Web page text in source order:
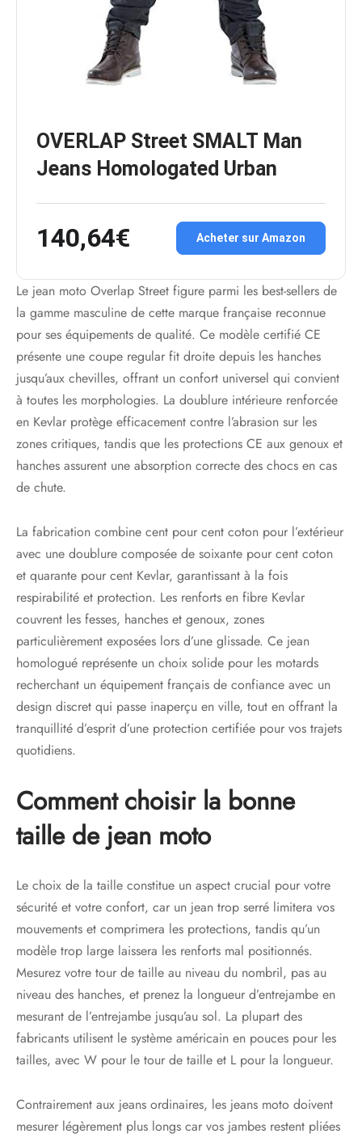
OVERLAP Street SMALT Man
Jeans Homologated Urban
140,64€ Acheter sur Amazon
Le jean moto Overlap Street figure parmi les best-sellers de
la gamme masculine de cette marque française reconnue
pour ses équipements de qualité. Ce modèle certifié CE
présente une coupe regular fit droite depuis les hanches
jusqu’aux chevilles, offrant un confort universel qui convient
à toutes les morphologies. La doublure intérieure renforcée
en Kevlar protège efficacement contre l’abrasion sur les
zones critiques, tandis que les protections CE aux genoux et
hanches assurent une absorption correcte des chocs en cas
de chute.
La fabrication combine cent pour cent coton pour l’extérieur
avec une doublure composée de soixante pour cent coton
et quarante pour cent Kevlar, garantissant à la fois
respirabilité et protection. Les renforts en fibre Kevlar
couvrent les fesses, hanches et genoux, zones
particulièrement exposées lors d’une glissade. Ce jean
homologué représente un choix solide pour les motards
recherchant un équipement français de confiance avec un
design discret qui passe inaperçu en ville, tout en offrant la
tranquillité d’esprit d’une protection certifiée pour vos trajets
quotidiens.
Comment choisir la bonne
taille de jean moto
Le choix de la taille constitue un aspect crucial pour votre
sécurité et votre confort, car un jean trop serré limitera vos
mouvements et comprimera les protections, tandis qu’un
modèle trop large laissera les renforts mal positionnés.
Mesurez votre tour de taille au niveau du nombril, pas au
niveau des hanches, et prenez la longueur d’entrejambe en
mesurant de l’entrejambe jusqu’au sol. La plupart des
fabricants utilisent le système américain en pouces pour les
tailles, avec W pour le tour de taille et L pour la longueur.
Contrairement aux jeans ordinaires, les jeans moto doivent
mesurer légèrement plus longs car vos jambes restent pliées